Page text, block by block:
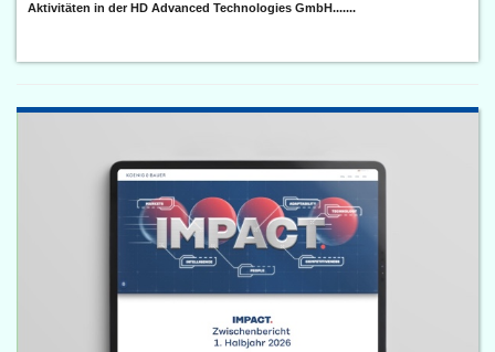
Aktivitäten in der HD Advanced Technologies GmbH.......